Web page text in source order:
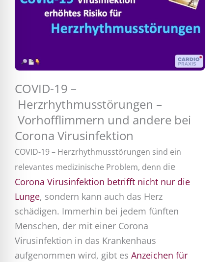
COVID-19 –
Herzrhythmusstörungen –
Vorhofflimmern und andere bei
Corona Virusinfektion
COVID-19 – Herzrhythmusstörungen sind ein
relevantes medizinische Problem, denn die
Corona Virusinfektion betrifft nicht nur die
Lunge, sondern kann auch das Herz
schädigen. Immerhin bei jedem fünften
Menschen, der mit einer Corona
Virusinfektion in das Krankenhaus
aufgenommen wird, gibt es Anzeichen für